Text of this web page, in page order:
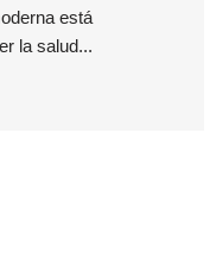
está
la salud...